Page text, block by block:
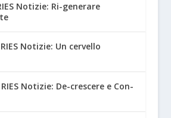
Notizie: Ri-generare
RIES Notizie: Un cervello
RIES Notizie: De-crescere e Con-